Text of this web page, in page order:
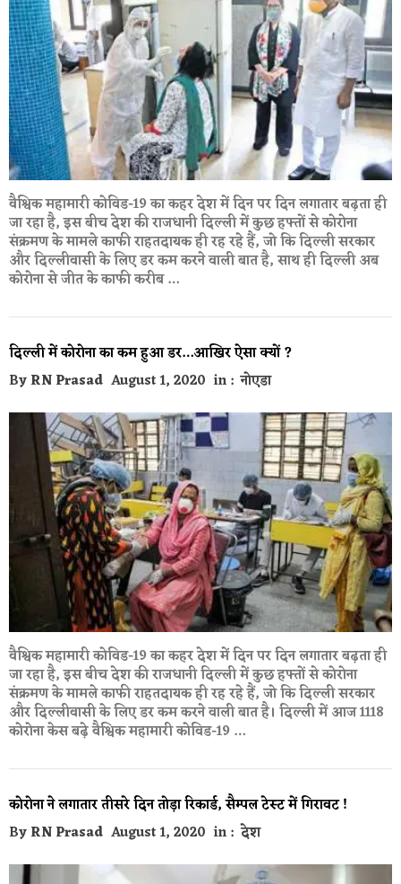
वैश्विक महामारी कोविड-19 का कहर देश में दिन पर दिन लगातार बढ़ता ही
जा रहा है, इस बीच देश की राजधानी दिल्ली में कुछ हफ्तों से कोरोना
संक्रमण के मामले काफी राहतदायक ही रह रहे हैं, जो कि दिल्ली सरकार
और दिल्लीवासी के लिए डर कम करने वाली बात है, साथ ही दिल्ली अब
कोरोना से जीत के काफी करीब …
दिल्ली में कोरोना का कम हुआ डर…आखिर ऐसा क्यों ?
ByRN Prasad August 1, 2020 in :नोएडा
वैश्विक महामारी कोविड-19 का कहर देश में दिन पर दिन लगातार बढ़ता ही
जा रहा है, इस बीच देश की राजधानी दिल्ली में कुछ हफ्तों से कोरोना
संक्रमण के मामले काफी राहतदायक ही रह रहे हैं, जो कि दिल्ली सरकार
और दिल्लीवासी के लिए डर कम करने वाली बात है। दिल्ली में आज 1118
कोरोना केस बढ़े वैश्विक महामारी कोविड-19 …
कोरोना ने लगातार तीसरे दिन तोड़ा रिकार्ड, सैम्पल टेस्ट में गिरावट !
ByRN Prasad August 1, 2020 in : देश